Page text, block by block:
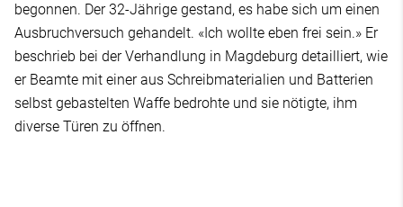
begonnen. Der 32-Jährige gestand, es habe sich um einen
Ausbruchversuch gehandelt. «Ich wollte eben frei sein.» Er
beschrieb bei der Verhandlung in Magdeburg detailliert, wie
er Beamte mit einer aus Schreibmaterialien und Batterien
selbst gebastelten Waffe bedrohte und sie nötigte, ihm
diverse Türen zu öffnen.